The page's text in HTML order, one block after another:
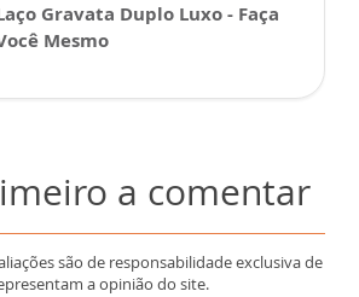
Gravata Duplo Luxo - Faça
Mesmo
a comentar
são de responsabilidade exclusiva de
a opinião do site.